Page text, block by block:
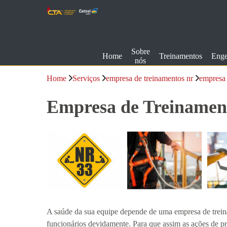
Home
Sobre
nós
Treinamentos
Home Serviços empresa de treinamentos nr empresa
Empresa de
A saúde da sua equipe depende de uma empresa de
funcionários devidamente. Para que assim as ações de